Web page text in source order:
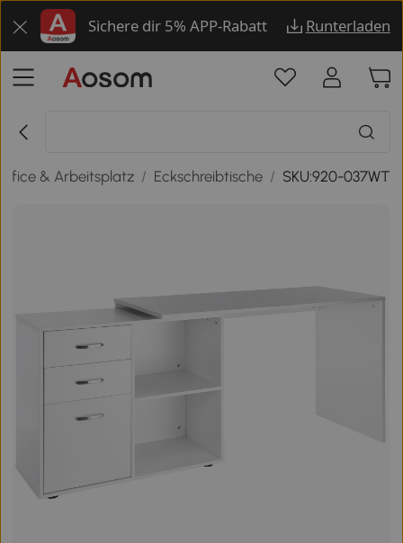
Sichere dir 5% APP-Rabatt Runterladen
& Arbeitsplatz / Eckschreibtische / SKU:920-037WT